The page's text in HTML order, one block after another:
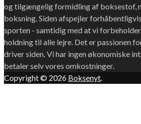
og tilgængelig formidling af boksestof,
boksning. Siden afspejler
sporten - samtidig med at vi
holdning til alle lejre. Det er passionen
driver siden. Vi har ingen økonomiske
betaler selv vores omkostninger.
Copyright © 2026 Boksenyt.